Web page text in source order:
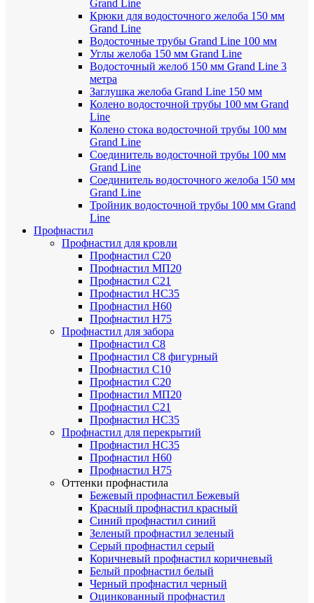
Grand Line
Крюки для водосточного желоба 150 мм
Grand Line
Водосточные трубы Grand Line 100 мм
Углы желоба 150 мм Grand Line
Водосточный желоб 150 мм Grand Line 3
метра
Заглушка желоба Grand Line 150 мм
Колено водосточной трубы 100 мм Grand
Line
Колено стока водосточной трубы 100 мм
Grand Line
Соединитель водосточной трубы 100 мм
Grand Line
Соединитель водосточного желоба 150 мм
Grand Line
Тройник водосточной трубы 100 мм Grand
Line
Профнастил
Профнастил для кровли
Профнастил С20
Профнастил МП20
Профнастил С21
Профнастил НС35
Профнастил Н60
Профнастил Н75
Профнастил для забора
Профнастил С8
Профнастил С8 фигурный
Профнастил С10
Профнастил С20
Профнастил МП20
Профнастил С21
Профнастил НС35
Профнастил для перекрытий
Профнастил НС35
Профнастил Н60
Профнастил Н75
Оттенки профнастила
Бежевый профнастил Бежевый
Красный профнастил красный
Синий профнастил синий
Зеленый профнастил зеленый
Серый профнастил серый
Коричневый профнастил коричневый
Белый профнастил белый
Черный профнастил черный
Оцинкованный профнастил